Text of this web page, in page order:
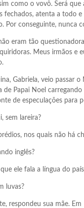
como o vovô. Será
fechados, atenta a todo
Por conseguinte, nunca
eram tão
Meus irmãos
Gabriela, veio passar
de Papai Noel
de especulações para
sem lareira?
nos quais não há
inglês?
ele fala a língua do
luvas?
respondeu sua mãe.